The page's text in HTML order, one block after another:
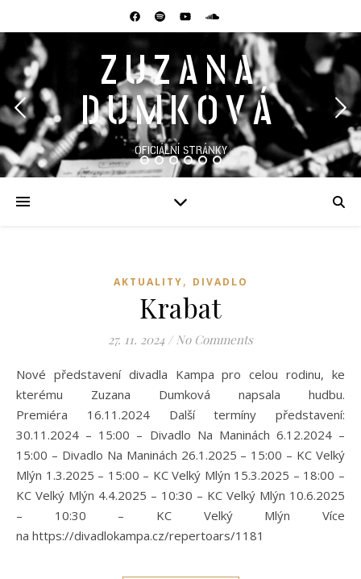
ZUZANA
DUMKOVÁ
OFICIÁLNÍ STRÁNKY
AKTUALITY, DIVADLO
Krabat
27. 11. 2024 / No Comments
Nové představení divadla Kampa pro celou rodinu, ke
kterému Zuzana Dumková napsala hudbu.
Premiéra 16.11.2024 Další termíny představení:
30.11.2024 – 15:00 – Divadlo Na Maninách 6.12.2024 –
15:00 – Divadlo Na Maninách 26.1.2025 – 15:00 – KC Velký
Mlýn 1.3.2025 – 15:00 – KC Velký Mlýn 15.3.2025 – 18:00 –
KC Velký Mlýn 4.4.2025 – 10:30 – KC Velký Mlýn 10.6.2025
– 10:30 – KC Velký Mlýn Více
na https://divadlokampa.cz/repertoars/1181